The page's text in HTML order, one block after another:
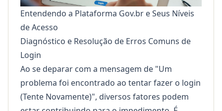
Entendendo a Plataforma Gov.br e Seus Níveis
de Acesso
Diagnóstico e Resolução de Erros Comuns de
Login
Ao se deparar com a mensagem de "Um
problema foi encontrado ao tentar fazer o login
(Tente Novamente)", diversos fatores podem